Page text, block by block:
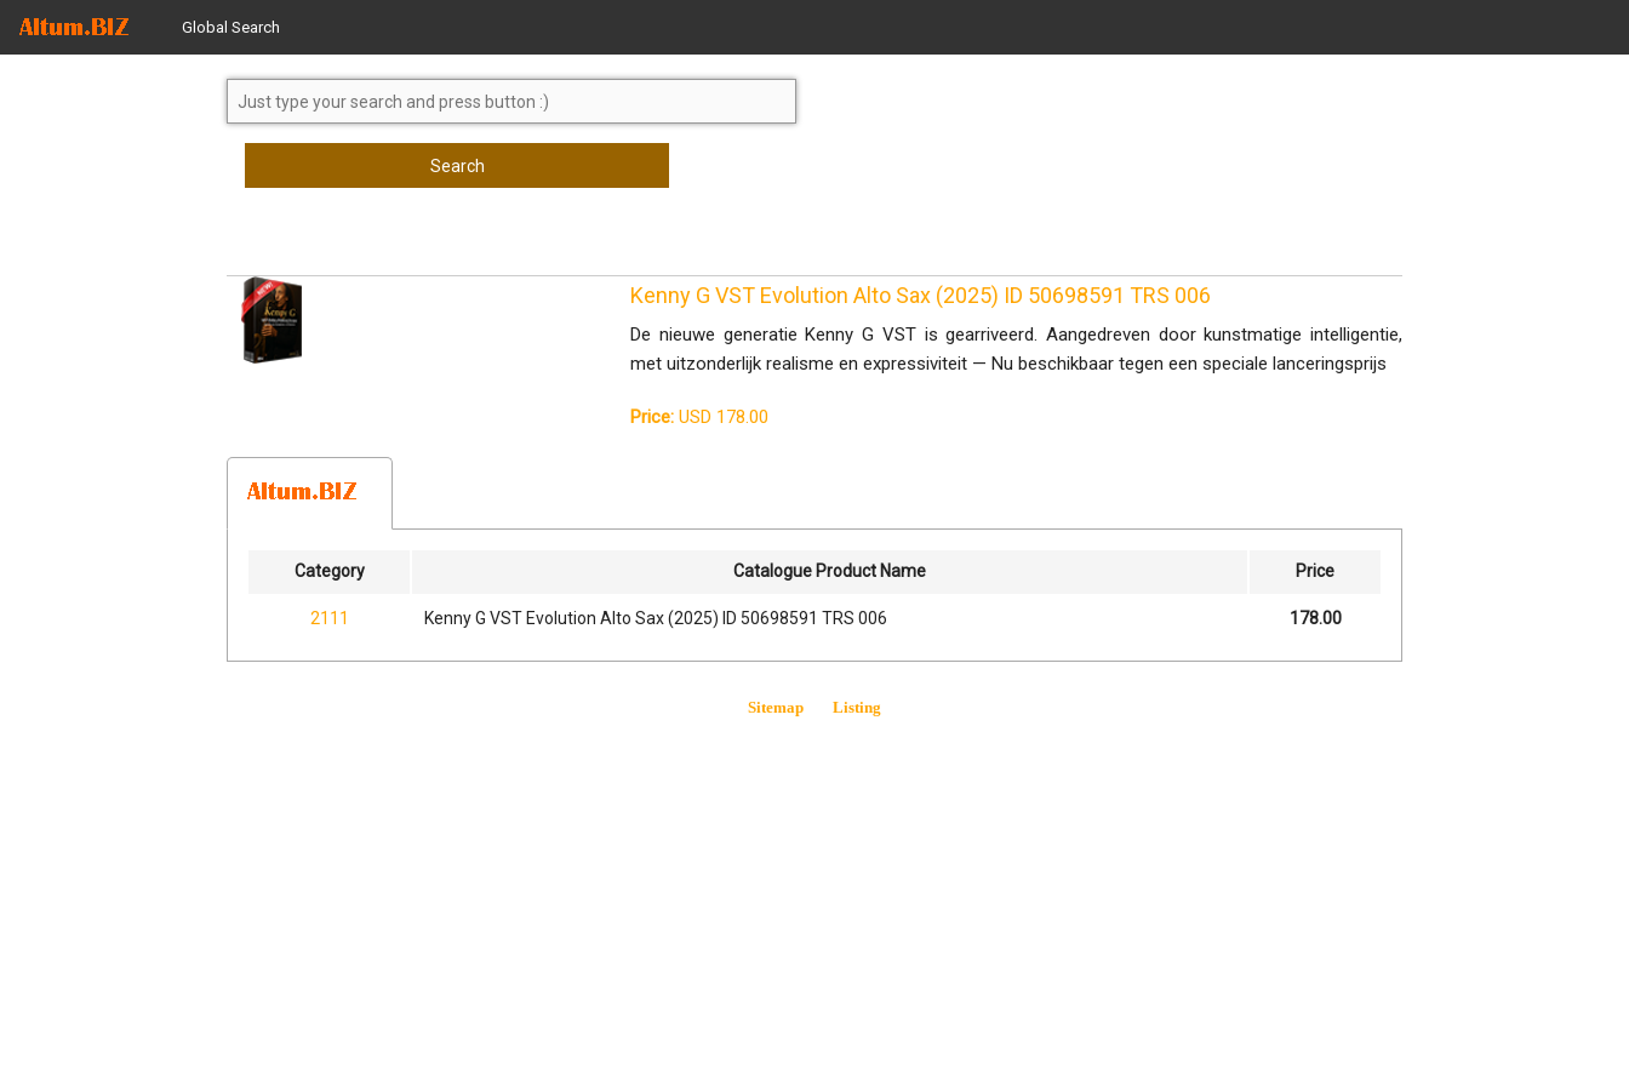
Global Search
Search
Kenny G VST Evolution Alto Sax (2025) ID 50698591 TRS 006
De nieuwe generatie Kenny G VST is gearriveerd. Aangedreven door kunstmatige intelligentie,
met uitzonderlijk realisme en expressiviteit — Nu beschikbaar tegen een speciale lanceringsprijs
Price: USD 178.00
Category Catalogue Product Name Price
2111 Kenny G VST Evolution Alto Sax (2025) ID 50698591 TRS 006 178.00
Sitemap Listing